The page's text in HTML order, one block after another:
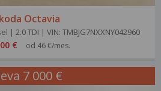
Octavia
| 2.0 TDI | VIN: TMBJG7NXXNY042960
€ od 46 €/mes.
7 000 €